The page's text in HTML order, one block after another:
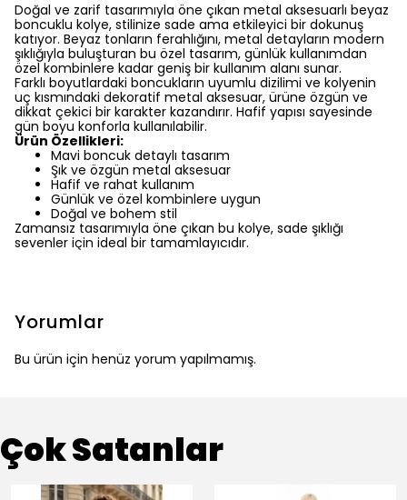
Doğal ve zarif tasarımıyla öne çıkan metal aksesuarlı beyaz
boncuklu kolye, stilinize sade ama etkileyici bir dokunuş
katıyor. Beyaz tonların ferahlığını, metal detayların modern
şıklığıyla buluşturan bu özel tasarım, günlük kullanımdan
özel kombinlere kadar geniş bir kullanım alanı sunar.
Farklı boyutlardaki boncukların uyumlu dizilimi ve kolyenin
uç kısmındaki dekoratif metal aksesuar, ürüne özgün ve
dikkat çekici bir karakter kazandırır. Hafif yapısı sayesinde
gün boyu konforla kullanılabilir.
Ürün Özellikleri:
Mavi boncuk detaylı tasarım
Şık ve özgün metal aksesuar
Hafif ve rahat kullanım
Günlük ve özel kombinlere uygun
Doğal ve bohem stil
Zamansız tasarımıyla öne çıkan bu kolye, sade şıklığı
sevenler için ideal bir tamamlayıcıdır.
Yorumlar
Bu ürün için henüz yorum yapılmamış.
Çok Satanlar